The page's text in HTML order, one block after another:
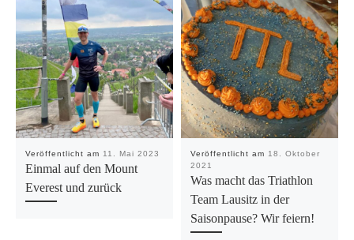
Veröffentlicht am 11. Mai 2023
Einmal auf den Mount
Everest und zurück
Veröffentlicht am 18. Oktober
2021
Was macht das Triathlon
Team Lausitz in der
Saisonpause? Wir feiern!